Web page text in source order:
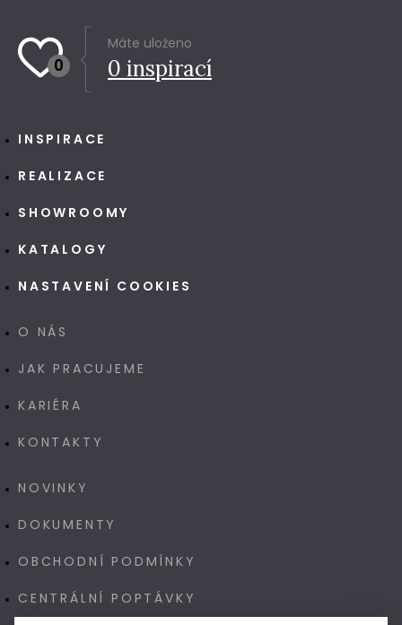
0
Máte uloženo
0 inspirací
INSPIRACE
REALIZACE
SHOWROOMY
KATALOGY
NASTAVENÍ COOKIES
O NÁS
JAK PRACUJEME
KARIÉRA
KONTAKTY
NOVINKY
DOKUMENTY
OBCHODNÍ PODMÍNKY
CENTRÁLNÍ POPTÁVKY